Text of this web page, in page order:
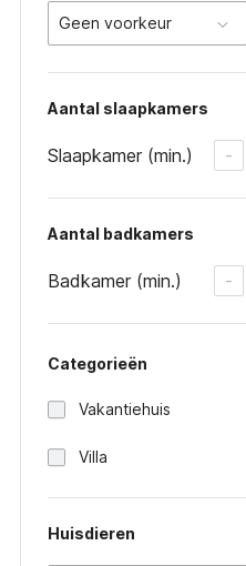
Geen voorkeur
Aantal slaapkamers
Slaapkamer (min.) -
Aantal badkamers
Badkamer (min.) -
Categorieën
Vakantiehuis
Villa
Huisdieren